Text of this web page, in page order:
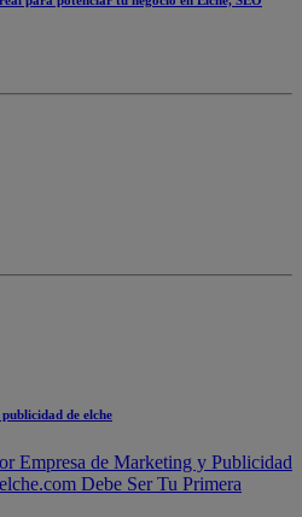
de elche
Empresa de Marketing y Publicidad
Debe Ser Tu Primera